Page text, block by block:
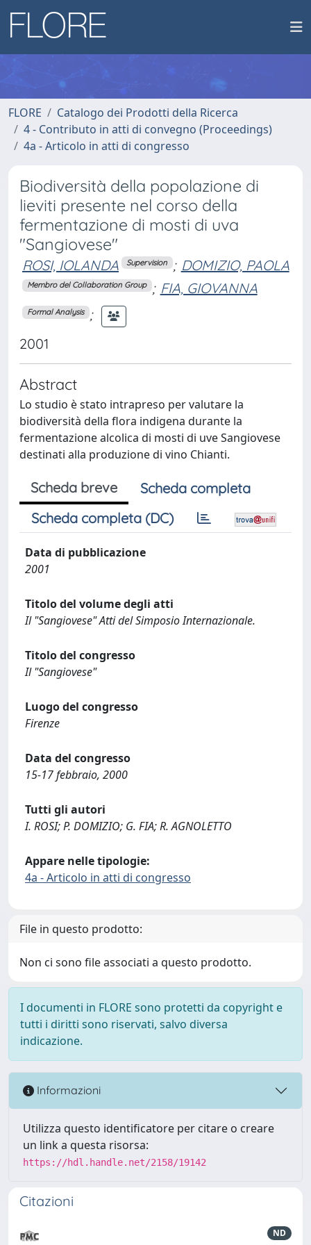
FLORE
Catalogo dei Prodotti della Ricerca
4 - Contributo in atti di convegno (Proceedings)
4a - Articolo in atti di congresso
Biodiversità della popolazione di
lieviti presente nel corso della
fermentazione di mosti di uva
"Sangiovese"
ROSI, IOLANDA Supervision ; DOMIZIO, PAOLA
Membro del Collaboration Group ; FIA, GIOVANNA
Formal Analysis ;
2001
Abstract
Lo studio è stato intrapreso per valutare la
biodiversità della flora indigena durante la
fermentazione alcolica di mosti di uve Sangiovese
destinati alla produzione di vino Chianti.
Scheda breve
Scheda completa
Scheda completa (DC)
Data di pubblicazione
2001
Titolo del volume degli atti
Il "Sangiovese" Atti del Simposio Internazionale.
Titolo del congresso
Il "Sangiovese"
Luogo del congresso
Firenze
Data del congresso
15-17 febbraio, 2000
Tutti gli autori
I. ROSI; P. DOMIZIO; G. FIA; R. AGNOLETTO
Appare nelle tipologie:
4a - Articolo in atti di congresso
File in questo prodotto:
Non ci sono file associati a questo prodotto.
I documenti in FLORE sono protetti da copyright e
tutti i diritti sono riservati, salvo diversa
indicazione.
Informazioni
Utilizza questo identificatore per citare o creare
un link a questa risorsa:
https://hdl.handle.net/2158/19142
Citazioni
ND